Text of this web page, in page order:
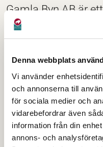
Denna webbplats
Vi använder
och annonserna till
för sociala medier och
vidarebefordrar även
information från din
annons- och
Gamla Byn AB är
bostadsbolag.
Avesta kommun.
bostäder och lokaler i
december 2025
med en sammanlagd
Lokalbeståndet